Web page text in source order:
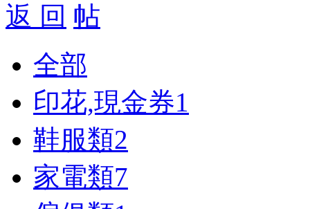
返 回
全部
印花,現金券1
鞋服類2
家電類7